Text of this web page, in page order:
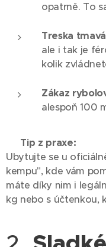
opatrně. To
Treska
ale i tak je
kolik
Zákaz
alespoň 100
Tip z praxe:
Ubytujte se u
kempu", kde vám
máte díky nim i
kg nebo s účtenkou,